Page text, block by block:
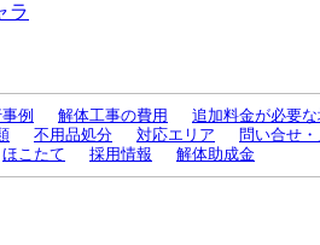
ラ
例 解体工事の費用
追加料金が必要
不用品処分 対応エリア
問い合せ
ほこたて 採用情報 解体助成金